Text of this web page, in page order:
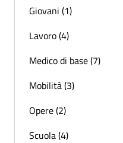
Giovani (1)
Lavoro (4)
Medico di base (7)
Mobilità (3)
Opere (2)
Scuola (4)